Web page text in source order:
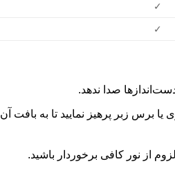
✓
✓
صدا ندهد.
برس زبر پرهیز نمایید تا به بافت آن
از نور کافی برخوردار باشید.